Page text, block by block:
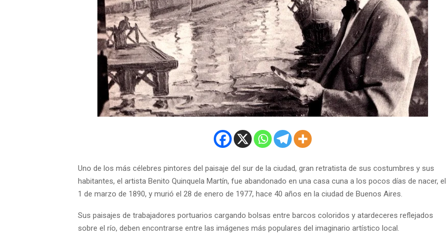
Uno de los más célebres pintores del paisaje del sur de la ciudad, gran retratista de sus costumbres y sus
habitantes, el artista Benito Quinquela Martín, fue abandonado en una casa cuna a los pocos días de nacer, el
1 de marzo de 1890, y murió el 28 de enero de 1977, hace 40 años en la ciudad de Buenos Aires.
Sus paisajes de trabajadores portuarios cargando bolsas entre barcos coloridos y atardeceres reflejados
sobre el río, deben encontrarse entre las imágenes más populares del imaginario artístico local.